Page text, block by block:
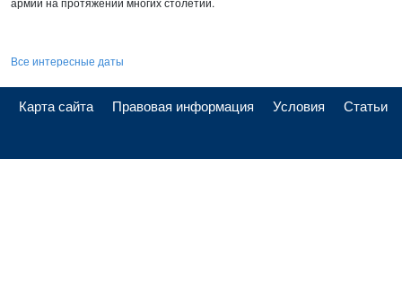
Все интересные даты
Карта сайта Правовая информация Условия Статьи